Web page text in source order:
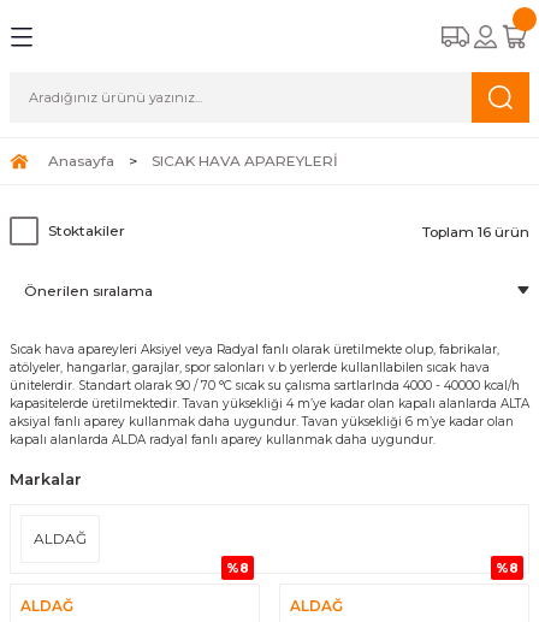
KASET TİPİ FAN COİLLER
FAN COİLLER
KAZANLAR
APAREYLERİ
APAREYLERİ
APAREYLERİ
Anasayfa SICAK HAVA APAREYLERİ
Stoktakiler Toplam 16 ürün
Sıcak hava apareyleri Aksiyel veya Radyal fanlı olarak üretilmekte olup, fabrikalar,
atölyeler, hangarlar, garajlar, spor salonları v.b yerlerde kullanIlabilen sıcak hava
ünitelerdir. Standart olarak 90 / 70 °C sıcak su çalısma sartlarInda 4000 - 40000 kcal/h
kapasitelerde üretilmektedir. Tavan yüksekliği 4 m’ye kadar olan kapalı alanlarda ALTA
aksiyal fanlı aparey kullanmak daha uygundur. Tavan yüksekliği 6 m’ye kadar olan
kapalı alanlarda ALDA radyal fanlı aparey kullanmak daha uygundur.
Markalar
ALDAĞ
%8
ALDAĞ
%8
ALDAĞ